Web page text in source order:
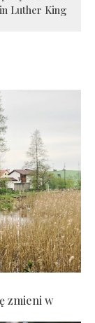
Luther King
zmieni w